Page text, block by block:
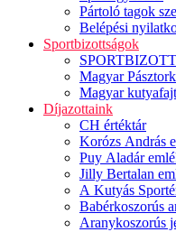
Pártoló tagok
Belépési
Sportbizottságok
Magyar
Magyar
Díjazottaink
CH értéktár
Korózs András
Puy Aladár
Jilly Bertalan
A Kutyás
Babérkoszorús
Aranykoszorús